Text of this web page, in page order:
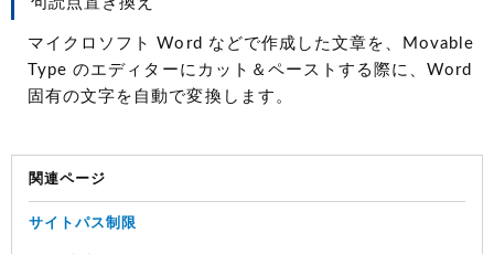
マイクロソフト Word などで作成した文章を、Movable
Type のエディターにカット＆ペーストする際に、Word
固有の文字を自動で変換します。
関連ページ
サイトパス制限